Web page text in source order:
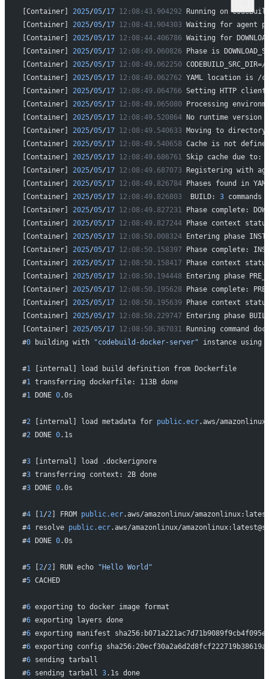
[Container] 2025/05/17 12:08:43.904292 Running on
[Container] 2025/05/17 12:08:43.904303 Waiting for agent
[Container] 2025/05/17 12:08:44.406786 Waiting for
[Container] 2025/05/17 12:08:49.060826 Phase is
[Container] 2025/05/17 12:08:49.062250
[Container] 2025/05/17 12:08:49.062762 YAML location is /
[Container] 2025/05/17 12:08:49.064766 Setting HTTP client
[Container] 2025/05/17 12:08:49.065080 Processing
[Container] 2025/05/17 12:08:49.520864 No runtime version
[Container] 2025/05/17 12:08:49.540633 Moving to directory
[Container] 2025/05/17 12:08:49.540658 Cache is not
[Container] 2025/05/17 12:08:49.686761 Skip cache due to:
[Container] 2025/05/17 12:08:49.687073 Registering with
[Container] 2025/05/17 12:08:49.826784 Phases found in
[Container] 2025/05/17 12:08:49.826803
  BUILD:
3 commands
[Container] 2025/05/17 12:08:49.827231 Phase complete:
[Container] 2025/05/17 12:08:49.827244 Phase context
[Container] 2025/05/17 12:08:50.008324 Entering phase
[Container] 2025/05/17 12:08:50.158397 Phase complete:
[Container] 2025/05/17 12:08:50.158417 Phase context
[Container] 2025/05/17 12:08:50.194448 Entering phase
[Container] 2025/05/17 12:08:50.195628 Phase complete:
[Container] 2025/05/17 12:08:50.195639 Phase context
[Container] 2025/05/17 12:08:50.229747 Entering phase
[Container] 2025/05/17 12:08:50.367031 Running command
#0 building with "codebuild-docker-server" instance using
#1 [internal] load build definition from Dockerfile
#1 transferring dockerfile: 113B done
#1 DONE 0.0s
#2 [internal] load metadata for public.ecr.aws/
#2 DONE 0.1s
#3 [internal] load .dockerignore
#3 transferring context: 2B done
#3 DONE 0.0s
#4 [ 1/2] FROM public.ecr.aws/amazonlinux/
#4 resolve public.ecr.aws/amazonlinux/
#4 DONE 0.0s
#5 [ 2/2] RUN echo
"Hello World"
#5 CACHED
#6 exporting to docker image format
#6 exporting layers done
#6 exporting manifest
#6 exporting config
#6 sending tarball
#6 sending tarball 3.1s done